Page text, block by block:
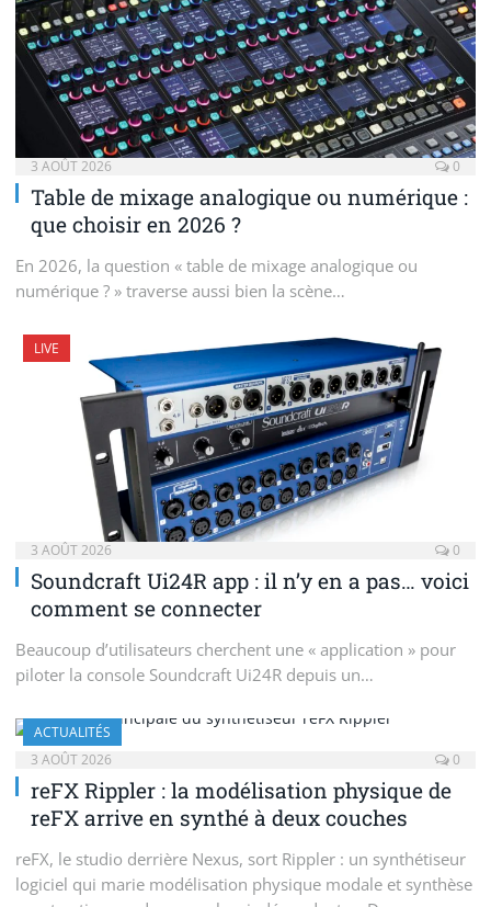
3 AOÛT 2026 0
Table de mixage analogique ou numérique :
que choisir en 2026 ?
En 2026, la question « table de mixage analogique ou
numérique ? » traverse aussi bien la scène…
LIVE
3 AOÛT 2026 0
Soundcraft Ui24R app : il n’y en a pas… voici
comment se connecter
Beaucoup d’utilisateurs cherchent une « application » pour
piloter la console Soundcraft Ui24R depuis un…
ACTUALITÉS
3 AOÛT 2026
0
reFX Rippler : la modélisation physique de
reFX arrive en synthé à deux couches
reFX, le studio derrière Nexus, sort Rippler : un synthétiseur
logiciel qui marie modélisation physique modale et synthèse